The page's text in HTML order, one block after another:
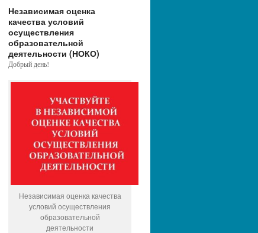
Независимая оценка
качества условий
осуществления
образовательной
деятельности (НОКО)
Добрый день!
Независимая оценка качества
условий осуществления
образовательной
деятельности